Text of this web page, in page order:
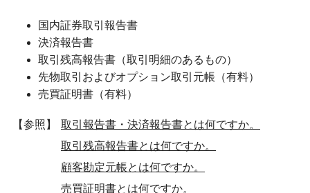
国内証券取引報告書
決済報告書
取引残高報告書（取引明細のあるもの）
先物取引およびオプション取引元帳（有料）
売買証明書（有料）
【参照】
取引報告書・決済報告書とは何ですか。
取引残高報告書とは何ですか。
顧客勘定元帳とは何ですか。
売買証明書とは何ですか。